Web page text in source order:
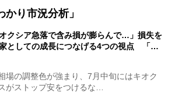
り市況分析」
オクシア急落で含み損が膨らんで…」損失を
としての成長につなげる4つの視点 「…
の調整色が強まり、7月中旬にはキオク
がストップ安をつけるな…